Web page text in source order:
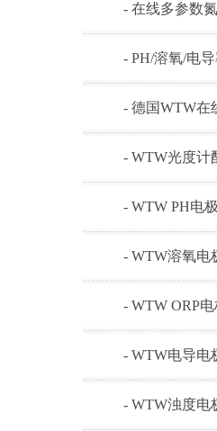
- 在线多参数
- PH/溶氧/电
- 德国WTW在
耗材
- WTW光度计
- WTW PH电极
- WTW溶氧电
- WTW ORP电
- WTW电导电
- WTW浊度电